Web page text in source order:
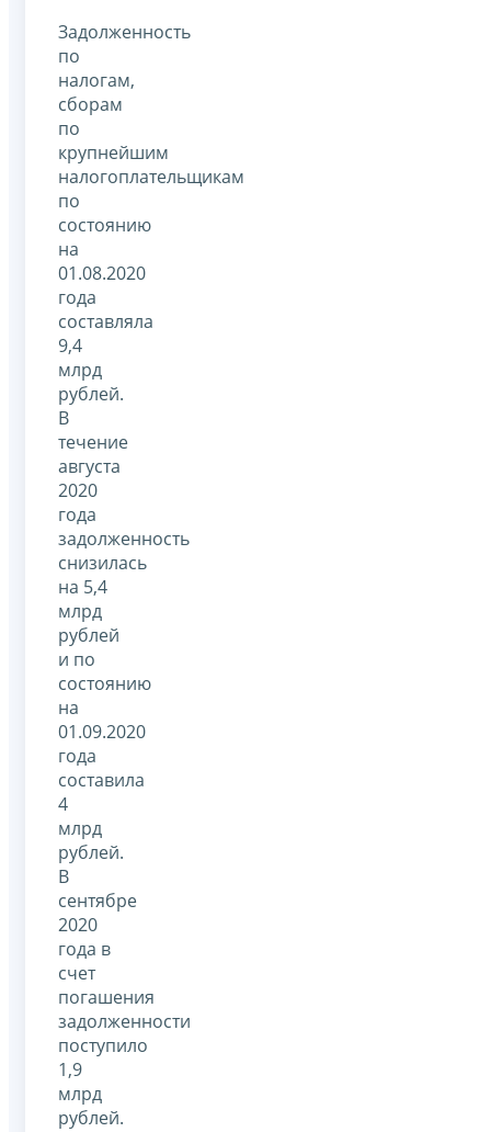
Задолженность
по
налогам,
сборам
по
крупнейшим
налогоплательщикам
по
состоянию
на
01.08.2020
года
составляла
9,4
млрд
рублей.
В
течение
августа
2020
года
задолженность
снизилась
на 5,4
млрд
рублей
и по
состоянию
на
01.09.2020
года
составила
4
млрд
рублей.
В
сентябре
2020
года в
счет
погашения
задолженности
поступило
1,9
млрд
рублей.